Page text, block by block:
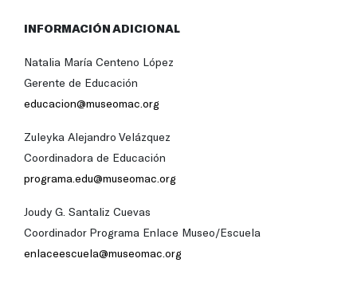
INFORMACIÓN ADICIONAL
Natalia María Centeno López
Gerente de Educación
educacion@museomac.org
Zuleyka Alejandro Velázquez
Coordinadora de Educación
programa.edu@museomac.org
Joudy G. Santaliz Cuevas
Coordinador Programa Enlace Museo/Escuela
enlaceescuela@museomac.org